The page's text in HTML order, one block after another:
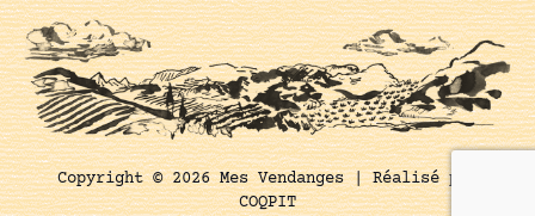
Copyright © 2026 Mes Vendanges |Réalisé par
COQPIT